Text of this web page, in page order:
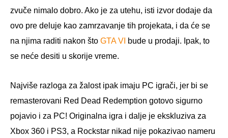
zvuče nimalo dobro. Ako je za utehu, isti izvor dodaje da
ovo pre deluje kao zamrzavanje tih projekata, i da će se
na njima raditi nakon što GTA VI bude u prodaji. Ipak, to
se neće desiti u skorije vreme.
Najviše razloga za žalost ipak imaju PC igrači, jer bi se
remasterovani Red Dead Redemption gotovo sigurno
pojavio i za PC! Originalna igra i dalje je ekskluziva za
Xbox 360 i PS3, a Rockstar nikad nije pokazivao nameru